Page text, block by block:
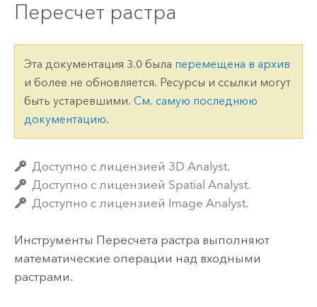
Пересчет растра
Эта документация 3.0 была перемещена в архив
и более не обновляется. Ресурсы и ссылки могут
быть устаревшими. См. самую последнюю
документацию.
Доступно с лицензией 3D Analyst.
Доступно с лицензией Spatial Analyst.
Доступно с лицензией Image Analyst.
Инструменты Пересчета растра выполняют
математические операции над входными
растрами.